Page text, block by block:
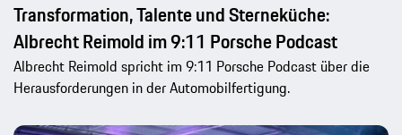
Transformation, Talente und Sterneküche:
Albrecht Reimold im 9:11 Porsche Podcast
Albrecht Reimold spricht im 9:11 Porsche Podcast über die
Herausforderungen in der Automobilfertigung.